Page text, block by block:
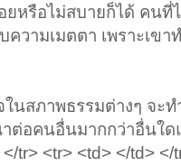
ยหรือไม่สบายก็ได้ คนที่
ความเมตตา เพราะเขา
ในสภาพธรรมต่างๆ จะท
ต่อคนอื่นมากกว่าอื่นใด
tr> <tr> <td> </td> </